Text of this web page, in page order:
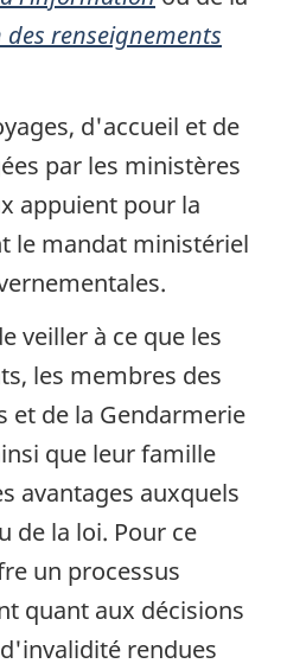
renseignements
d'accueil et de
par les ministères
appuient pour la
le mandat ministériel
veiller à ce que les
les membres des
et de la Gendarmerie
que leur famille
avantages auxquels
de la loi. Pour ce
un processus
quant aux décisions
rendues